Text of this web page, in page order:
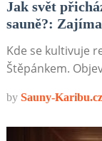
Jak svět
sauně?:
Kde se kultivuje
Štěpánkem.
by Sauny-Karibu.cz